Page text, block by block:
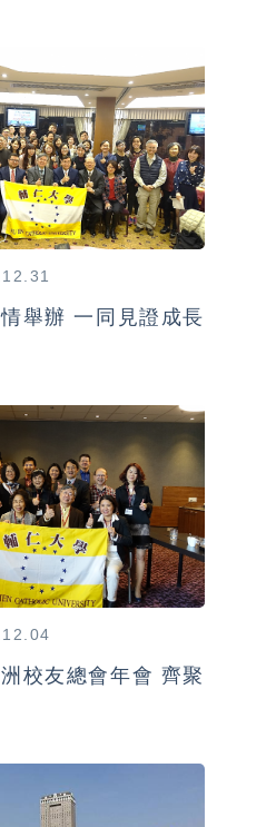
舉辦 一同見證成長
校友總會年會 齊聚